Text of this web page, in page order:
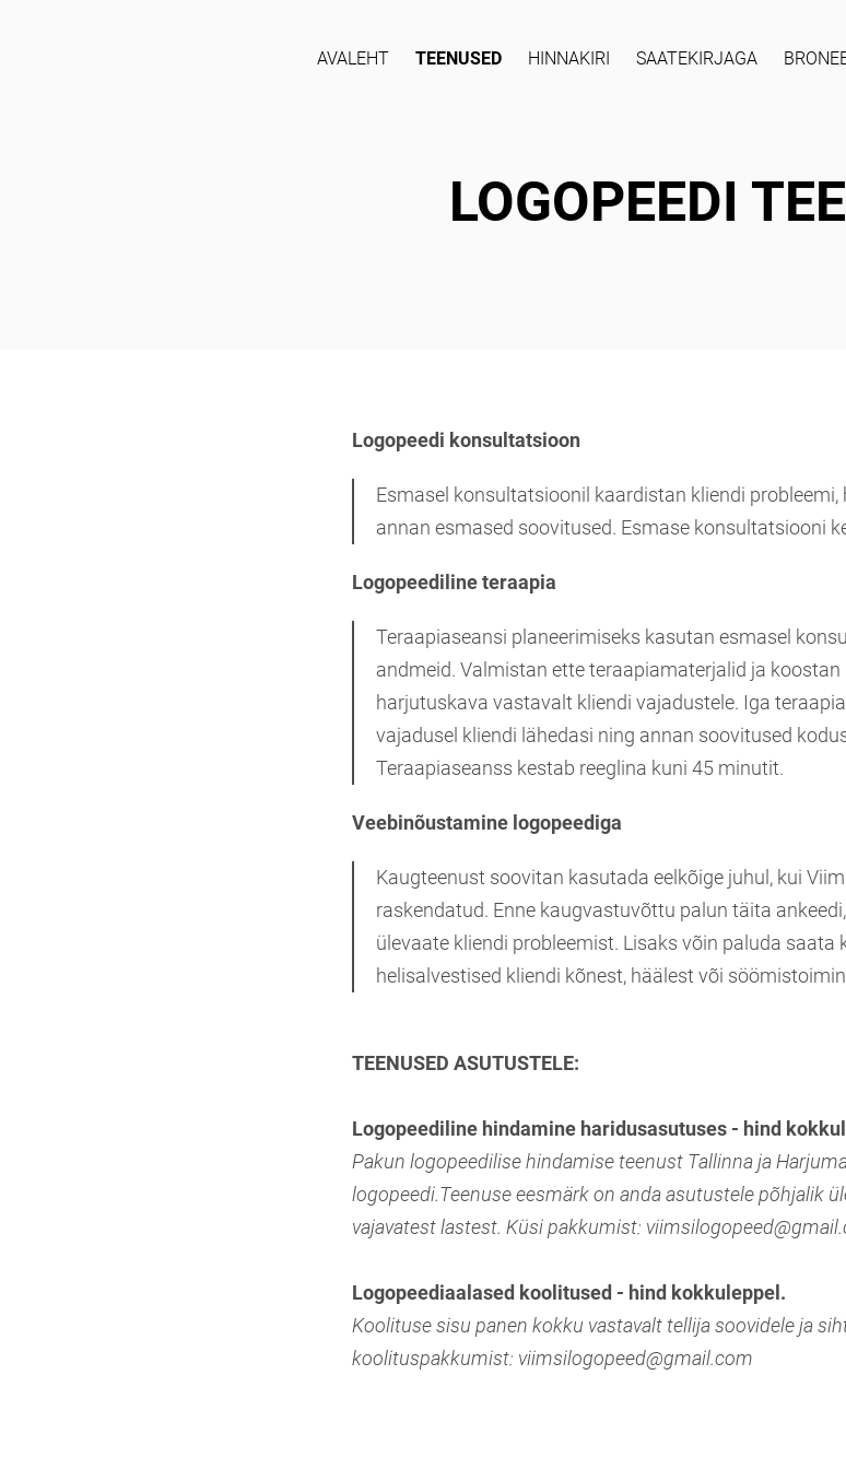
AVALEHT TEENUSED HINNAKIRI SAATEKIRJAGA
LOGOPEEDI
Logopeedi konsultatsioon
Esmasel konsultatsioonil kaardistan kliendi
annan esmased soovitused. Esmase konsultatsiooni
Logopeediline teraapia
Teraapiaseansi planeerimiseks kasutan esmasel
andmeid. Valmistan ette teraapiamaterjalid ja
harjutuskava vastavalt kliendi vajadustele. Iga
vajadusel kliendi lähedasi ning annan soovitused
Teraapiaseanss kestab reeglina kuni 45 minutit.
Veebinõustamine logopeediga
Kaugteenust soovitan kasutada eelkõige juhul, kui
raskendatud. Enne kaugvastuvõttu palun täita
ülevaate kliendi probleemist. Lisaks võin paluda saata
helisalvestised kliendi kõnest, häälest või
TEENUSED ASUTUSTELE:
Logopeediline hindamine haridusasutuses - hind
Pakun logopeedilise hindamise teenust Tallinna ja
logopeedi.Teenuse eesmärk on anda asutustele põhjalik
vajavatest lastest. Küsi pakkumist:
Logopeediaalased koolitused - hind kokkuleppel.
Koolituse sisu panen kokku vastavalt tellija soovidele ja
koolituspakkumist: viimsilogopeed@gmail.com